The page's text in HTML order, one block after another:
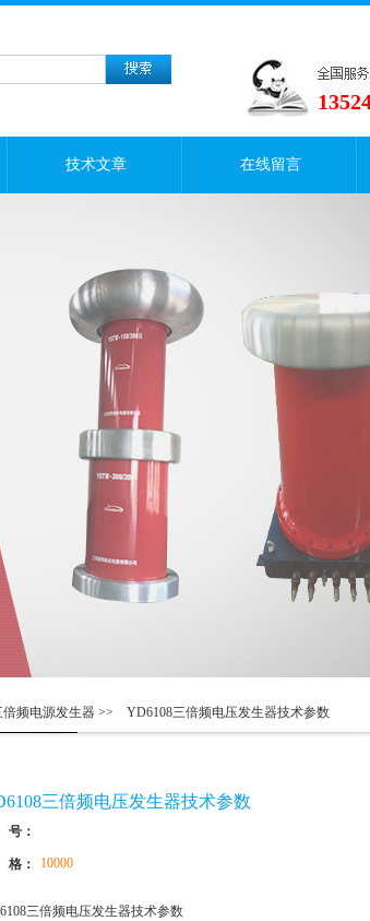
技术文章 在线留言
倍频电源发生器 >> YD6108三倍频电压发生器技术参数
三倍频电压发生器技术参数
号：
格： 10000
三倍频电压发生器技术参数